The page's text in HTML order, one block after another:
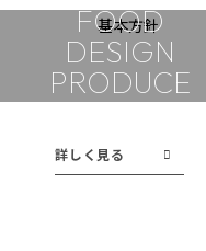
FOOD
飲食店経営
DESIGN
店舗設計
PRODUCE
詳しく見る